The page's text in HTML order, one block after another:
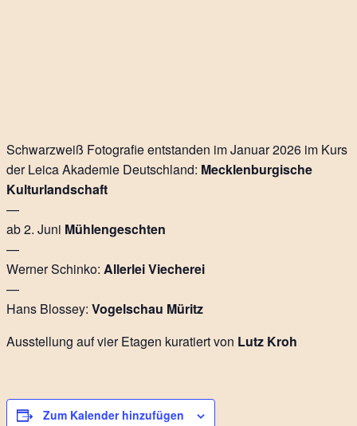
Schwarzweiß Fotografie entstanden im Januar 2026 im Kurs
der Leica Akademie Deutschland: Mecklenburgische
Kulturlandschaft
—
ab 2. Juni Mühlengeschten
—
Werner Schinko: Allerlei Viecherei
—
Hans Blossey: Vogelschau Müritz
Ausstellung auf vier Etagen kuratiert von Lutz Kroh
Zum Kalender hinzufügen